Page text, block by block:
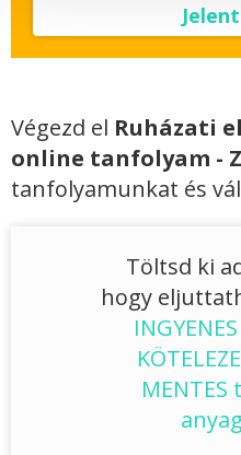
Végezd el Ruházati
online tanfolyam -
tanfolyamunkat és
Töltsd ki
hogy